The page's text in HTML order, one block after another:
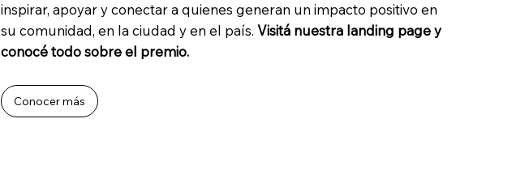
inspirar, apoyar y conectar a quienes generan un impacto positivo en
su comunidad, en la ciudad y en el país. Visitá nuestra landing page y
conocé todo sobre el premio.
Conocer más